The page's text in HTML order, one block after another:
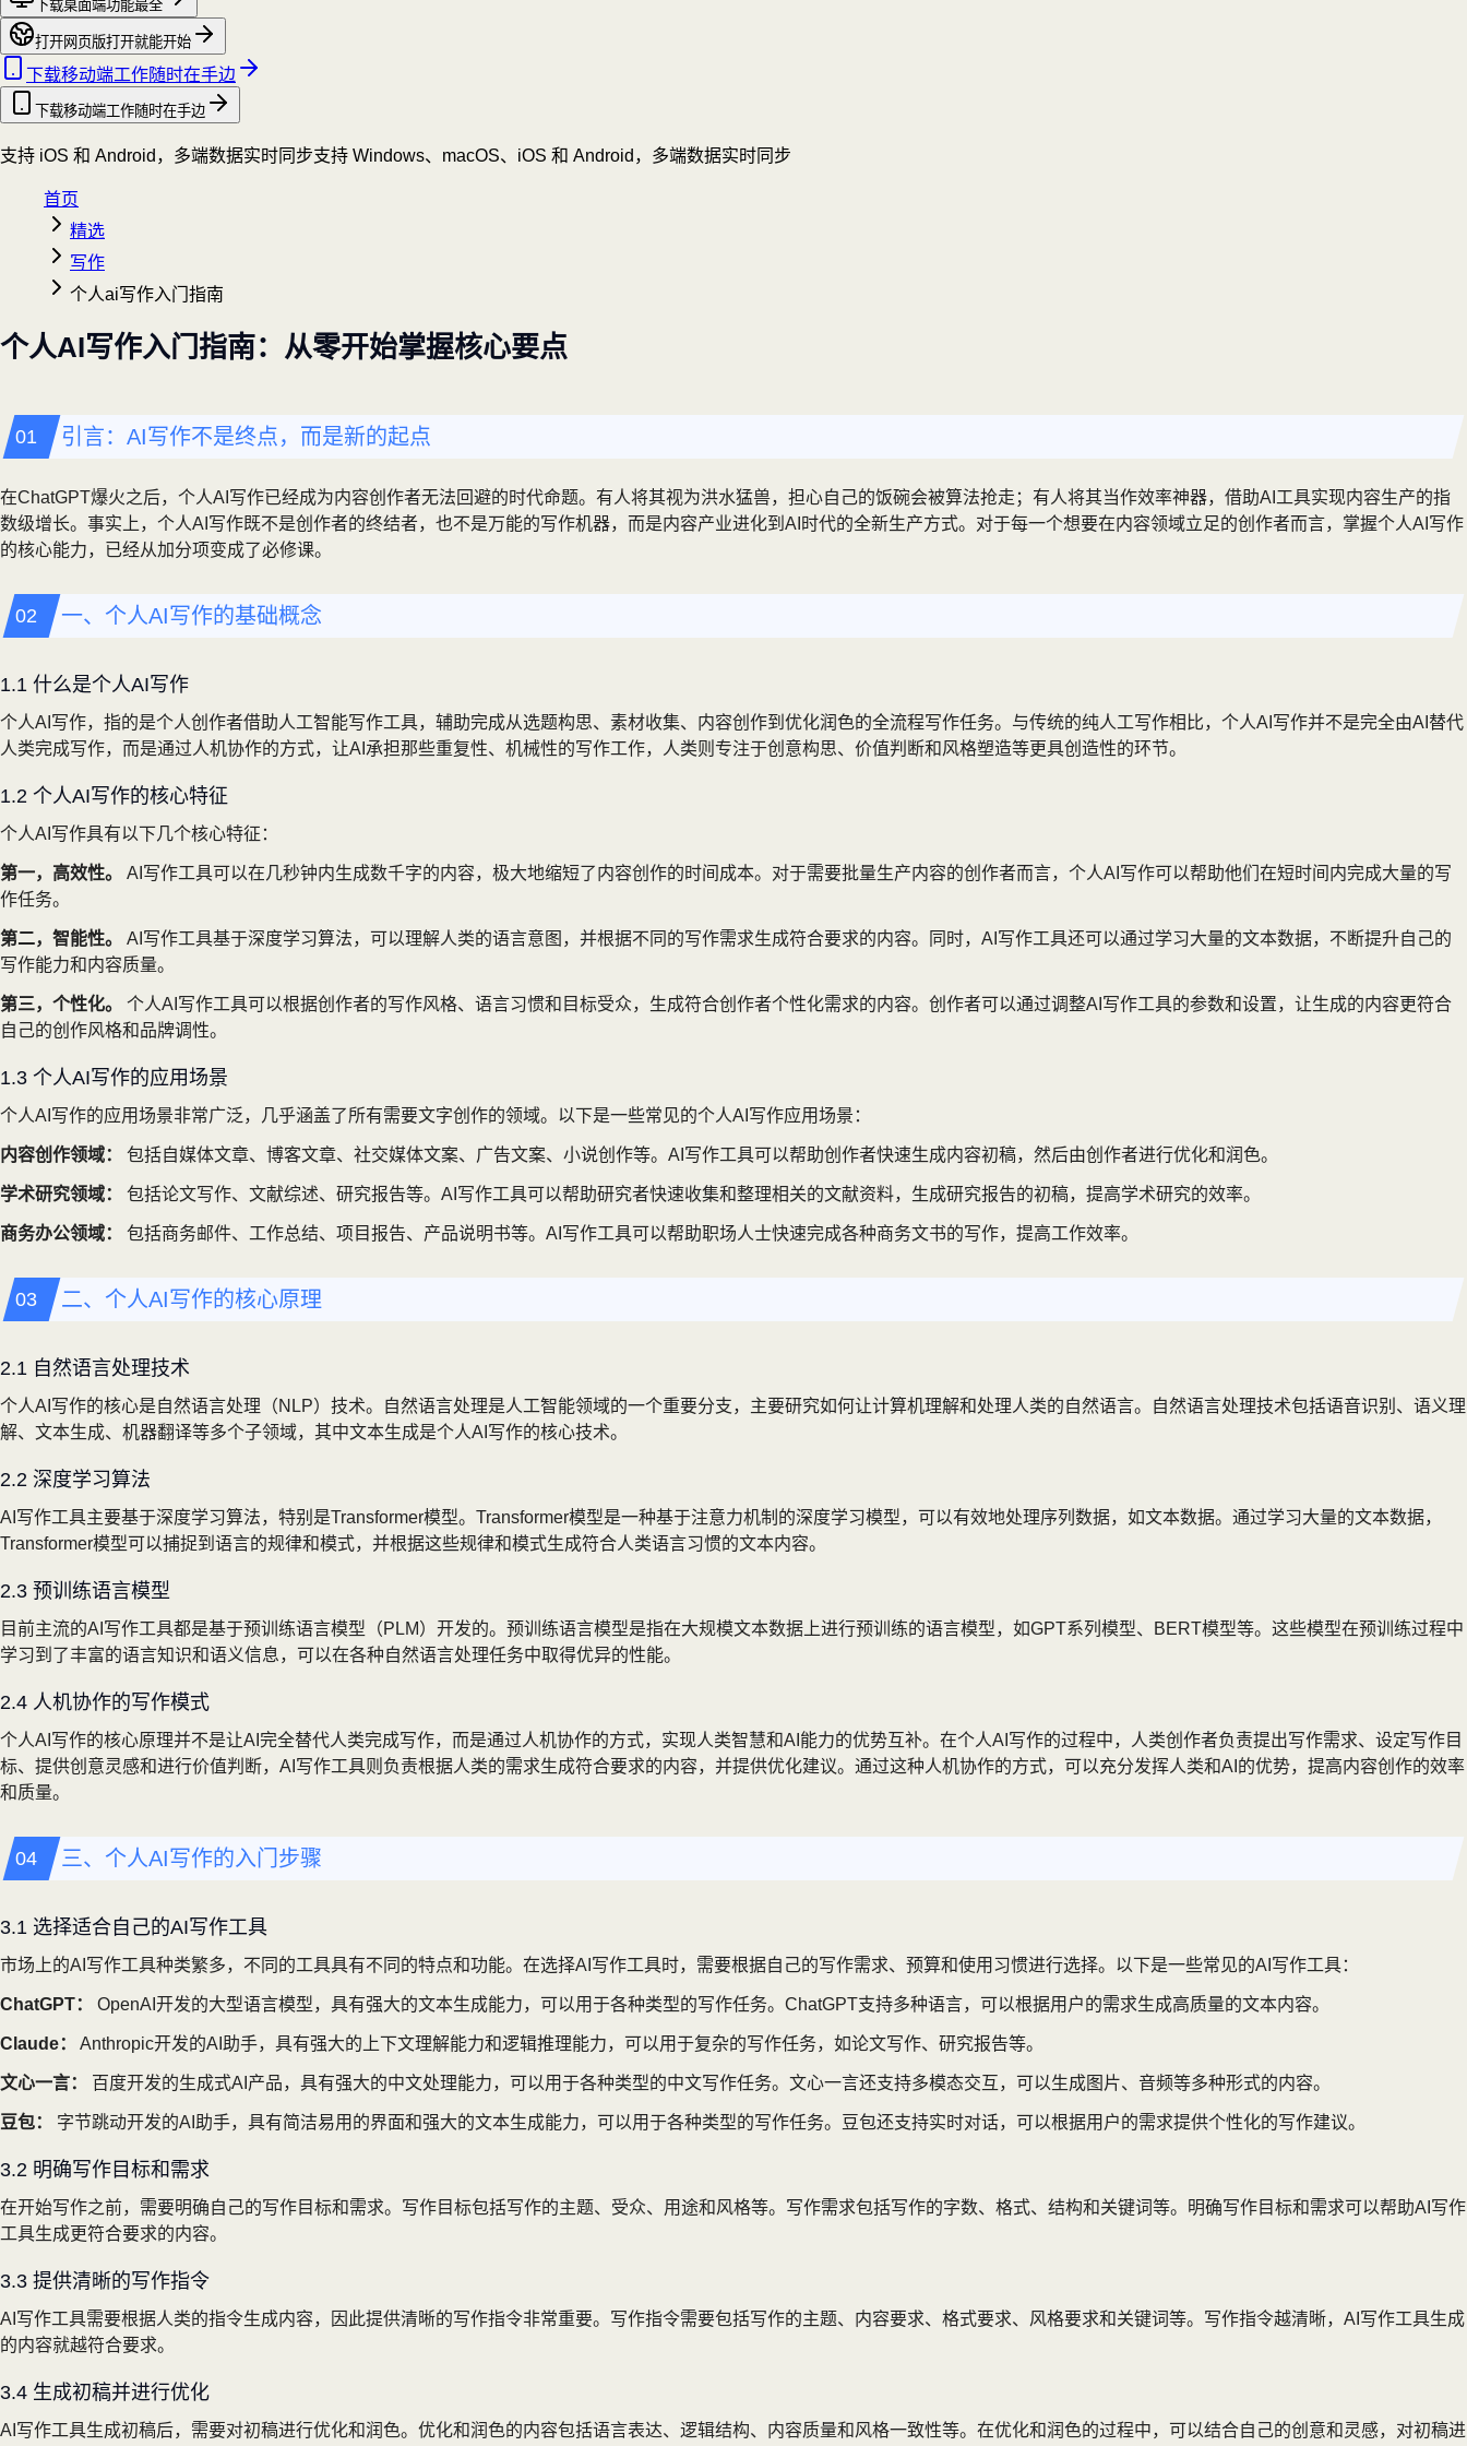
下载桌面端功能最全
打开网页版打开就能开始
下载移动端工作随时在手边
下载移动端工作随时在手边
支持 iOS 和 Android，多端数据实时同步支持 Windows、macOS、iOS 和 Android，多端数据实时同步
首页
精选
写作
个人ai写作入门指南
个人AI写作入门指南：从零开始掌握核心要点
引言：AI写作不是终点，而是新的起点
在ChatGPT爆火之后，个人AI写作已经成为内容创作者无法回避的时代命题。有人将其视为洪水猛兽，担心自己的饭碗会被算法抢走；有人将其当作效率神器，借助AI工具实现内容生产的指
数级增长。事实上，个人AI写作既不是创作者的终结者，也不是万能的写作机器，而是内容产业进化到AI时代的全新生产方式。对于每一个想要在内容领域立足的创作者而言，掌握个人AI写作
的核心能力，已经从加分项变成了必修课。
一、个人AI写作的基础概念
1.1 什么是个人AI写作
个人AI写作，指的是个人创作者借助人工智能写作工具，辅助完成从选题构思、素材收集、内容创作到优化润色的全流程写作任务。与传统的纯人工写作相比，个人AI写作并不是完全由AI替代
人类完成写作，而是通过人机协作的方式，让AI承担那些重复性、机械性的写作工作，人类则专注于创意构思、价值判断和风格塑造等更具创造性的环节。
1.2 个人AI写作的核心特征
个人AI写作具有以下几个核心特征：
第一，高效性。
AI写作工具可以在几秒钟内生成数千字的内容，极大地缩短了内容创作的时间成本。对于需要批量生产内容的创作者而言，个人AI写作可以帮助他们在短时间内完成大量的写
作任务。
第二，智能性。
AI写作工具基于深度学习算法，可以理解人类的语言意图，并根据不同的写作需求生成符合要求的内容。同时，AI写作工具还可以通过学习大量的文本数据，不断提升自己的
写作能力和内容质量。
第三，个性化。
个人AI写作工具可以根据创作者的写作风格、语言习惯和目标受众，生成符合创作者个性化需求的内容。创作者可以通过调整AI写作工具的参数和设置，让生成的内容更符合
自己的创作风格和品牌调性。
1.3 个人AI写作的应用场景
个人AI写作的应用场景非常广泛，几乎涵盖了所有需要文字创作的领域。以下是一些常见的个人AI写作应用场景：
内容创作领域： 包括自媒体文章、博客文章、社交媒体文案、广告文案、小说创作等。AI写作工具可以帮助创作者快速生成内容初稿，然后由创作者进行优化和润色。
学术研究领域： 包括论文写作、文献综述、研究报告等。AI写作工具可以帮助研究者快速收集和整理相关的文献资料，生成研究报告的初稿，提高学术研究的效率。
商务办公领域： 包括商务邮件、工作总结、项目报告、产品说明书等。AI写作工具可以帮助职场人士快速完成各种商务文书的写作，提高工作效率。
二、个人AI写作的核心原理
2.1 自然语言处理技术
个人AI写作的核心是自然语言处理（NLP）技术。自然语言处理是人工智能领域的一个重要分支，主要研究如何让计算机理解和处理人类的自然语言。自然语言处理技术包括语音识别、语义理
解、文本生成、机器翻译等多个子领域，其中文本生成是个人AI写作的核心技术。
2.2 深度学习算法
AI写作工具主要基于深度学习算法，特别是Transformer模型。Transformer模型是一种基于注意力机制的深度学习模型，可以有效地处理序列数据，如文本数据。通过学习大量的文本数据，
Transformer模型可以捕捉到语言的规律和模式，并根据这些规律和模式生成符合人类语言习惯的文本内容。
2.3 预训练语言模型
目前主流的AI写作工具都是基于预训练语言模型（PLM）开发的。预训练语言模型是指在大规模文本数据上进行预训练的语言模型，如GPT系列模型、BERT模型等。这些模型在预训练过程中
学习到了丰富的语言知识和语义信息，可以在各种自然语言处理任务中取得优异的性能。
2.4 人机协作的写作模式
个人AI写作的核心原理并不是让AI完全替代人类完成写作，而是通过人机协作的方式，实现人类智慧和AI能力的优势互补。在个人AI写作的过程中，人类创作者负责提出写作需求、设定写作目
标、提供创意灵感和进行价值判断，AI写作工具则负责根据人类的需求生成符合要求的内容，并提供优化建议。通过这种人机协作的方式，可以充分发挥人类和AI的优势，提高内容创作的效率
和质量。
三、个人AI写作的入门步骤
3.1 选择适合自己的AI写作工具
市场上的AI写作工具种类繁多，不同的工具具有不同的特点和功能。在选择AI写作工具时，需要根据自己的写作需求、预算和使用习惯进行选择。以下是一些常见的AI写作工具：
ChatGPT： OpenAI开发的大型语言模型，具有强大的文本生成能力，可以用于各种类型的写作任务。ChatGPT支持多种语言，可以根据用户的需求生成高质量的文本内容。
Claude： Anthropic开发的AI助手，具有强大的上下文理解能力和逻辑推理能力，可以用于复杂的写作任务，如论文写作、研究报告等。
文心一言： 百度开发的生成式AI产品，具有强大的中文处理能力，可以用于各种类型的中文写作任务。文心一言还支持多模态交互，可以生成图片、音频等多种形式的内容。
豆包： 字节跳动开发的AI助手，具有简洁易用的界面和强大的文本生成能力，可以用于各种类型的写作任务。豆包还支持实时对话，可以根据用户的需求提供个性化的写作建议。
3.2 明确写作目标和需求
在开始写作之前，需要明确自己的写作目标和需求。写作目标包括写作的主题、受众、用途和风格等。写作需求包括写作的字数、格式、结构和关键词等。明确写作目标和需求可以帮助AI写作
工具生成更符合要求的内容。
3.3 提供清晰的写作指令
AI写作工具需要根据人类的指令生成内容，因此提供清晰的写作指令非常重要。写作指令需要包括写作的主题、内容要求、格式要求、风格要求和关键词等。写作指令越清晰，AI写作工具生成
的内容就越符合要求。
3.4 生成初稿并进行优化
AI写作工具生成初稿后，需要对初稿进行优化和润色。优化和润色的内容包括语言表达、逻辑结构、内容质量和风格一致性等。在优化和润色的过程中，可以结合自己的创意和灵感，对初稿进